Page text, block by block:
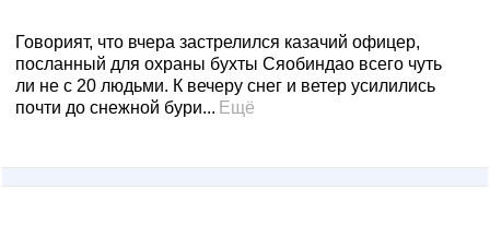
Говорият, что вчера застрелился казачий офицер,
посланный для охраны бухты Сяобиндао всего чуть
ли не с 20 людьми. К вечеру снег и ветер усилились
почти до снежной бури... Ещё